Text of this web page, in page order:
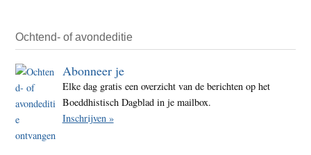
Ochtend- of avondeditie
Abonneer je
Elke dag gratis een overzicht van de berichten op het
Boeddhistisch Dagblad in je mailbox.
Inschrijven »